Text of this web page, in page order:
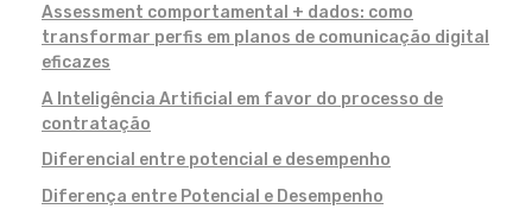
Assessment comportamental + dados: como
transformar perfis em planos de comunicação digital
eficazes
A Inteligência Artificial em favor do processo de
contratação
Diferencial entre potencial e desempenho
Diferença entre Potencial e Desempenho